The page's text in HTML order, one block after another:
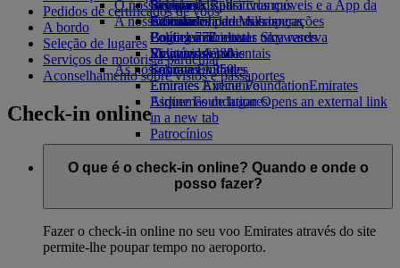
Bebidas
A nossa frota
Boeing 777
Emirates A380
Emirates A350
Emirates Executive
Esquemas de lugares
Brinquedos para crianças
Atividades para as crianças
O nosso planeta
Sustentabilidade nas operações
Política ambiental
Relatórios ambientais
As nossas comunidades
Emirates Airline FoundationEmirates
Airline Foundation Opens an external link
in a new tab
Patrocínios
Skywards Rail
Calculadora de Milhas
Login em Emirates Skywards
Skywards+
Site para dispositivos móveis e a App da
Emirates
Cancelar ou alterar uma reserva
Viagens afetadas
Sobre a Emirates
Pedidos de certificados de voos
A bordo
Seleção de lugares
Serviços de motorista particular
Aconselhamento sobre vistos e passaportes
Check-in online
O que é o check-in online? Quando e onde o
posso fazer?
Fazer o check-in online no seu voo Emirates através do site
permite-lhe poupar tempo no aeroporto.